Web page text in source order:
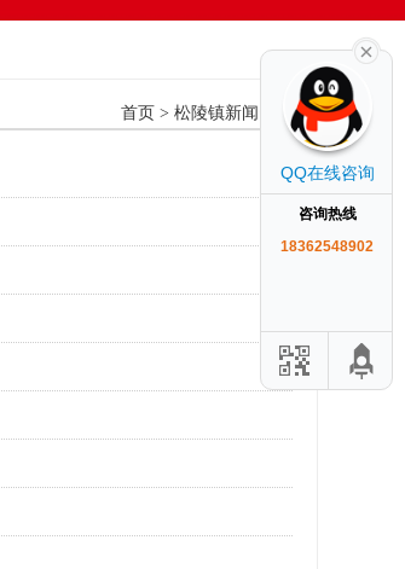
首页 > 松陵镇新闻资讯
QQ在线咨询
咨询热线
18362548902